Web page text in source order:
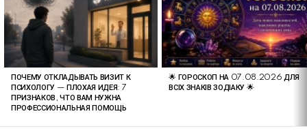
ПОЧЕМУ ОТКЛАДЫВАТЬ ВИЗИТ К
ПСИХОЛОГУ — ПЛОХАЯ ИДЕЯ: 7
ПРИЗНАКОВ, ЧТО ВАМ НУЖНА
ПРОФЕССИОНАЛЬНАЯ ПОМОЩЬ
🌟 ГОРОСКОП НА 07.08.2026 ДЛЯ
ВСІХ ЗНАКІВ ЗОДІАКУ 🌟